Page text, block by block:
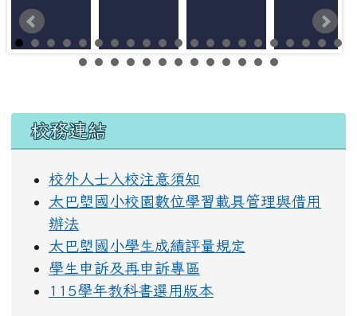
左邊區域內容
校務連結
校外人士入校注意須知
太巴塱國小校園數位學習載具管理與借用
辦法
太巴塱國小學生成績評量規定
學生申訴及再申訴專區
115學年教科書選用版本